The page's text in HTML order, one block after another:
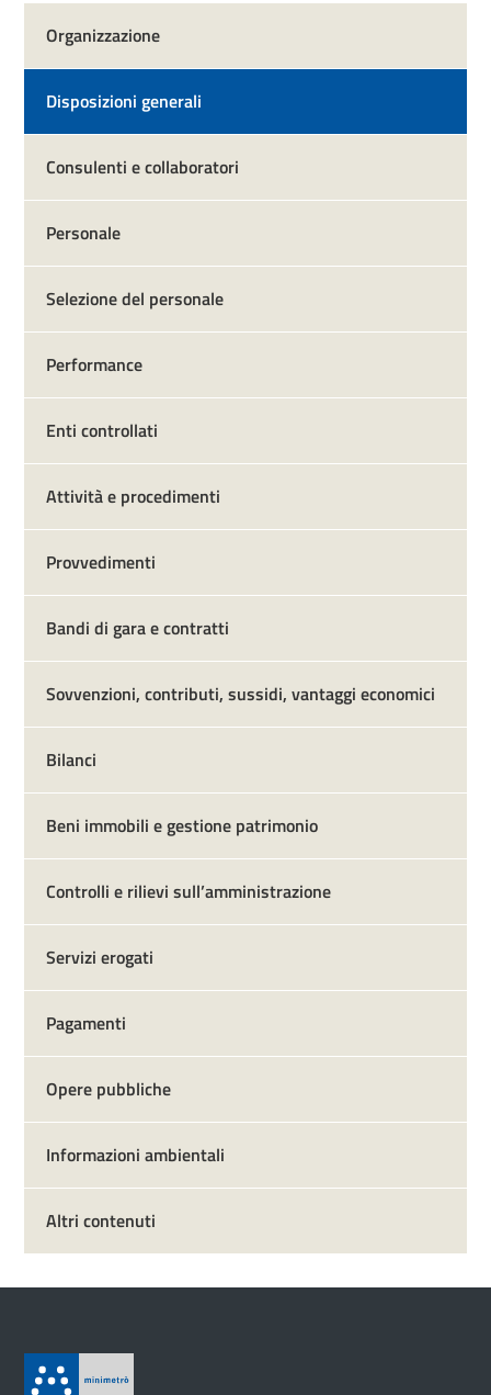
Organizzazione
Disposizioni generali
Consulenti e collaboratori
Personale
Selezione del personale
Performance
Enti controllati
Attività e procedimenti
Provvedimenti
Bandi di gara e contratti
Sovvenzioni, contributi, sussidi, vantaggi economici
Bilanci
Beni immobili e gestione patrimonio
Controlli e rilievi sull’amministrazione
Servizi erogati
Pagamenti
Opere pubbliche
Informazioni ambientali
Altri contenuti